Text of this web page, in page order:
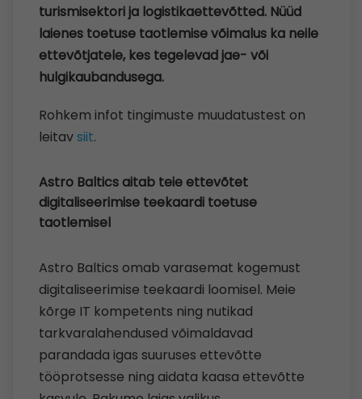
turismisektori ja logistikaettevõtted. Nüüd
laienes toetuse taotlemise võimalus ka neile
ettevõtjatele, kes tegelevad jae- või
hulgikaubandusega.
Rohkem infot tingimuste muudatustest on
leitavsiit.
Astro Baltics aitab teie ettevõtet
digitaliseerimise teekaardi toetuse
taotlemisel
Astro Baltics omab varasemat kogemust
digitaliseerimise teekaardi loomisel. Meie
kõrge IT kompetents ning nutikad
tarkvaralahendused võimaldavad
parandada igas suuruses ettevõtte
tööprotsesse ning aidata kaasa ettevõtte